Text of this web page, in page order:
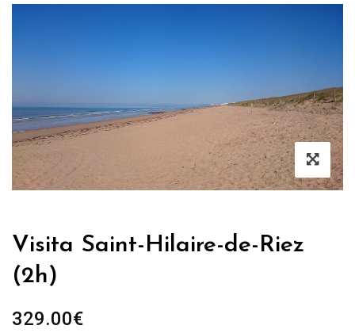
Visita Saint-Hilaire-de-Riez
(2h)
329.00€